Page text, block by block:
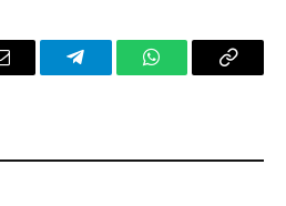
TelegramWhatsAppCopy